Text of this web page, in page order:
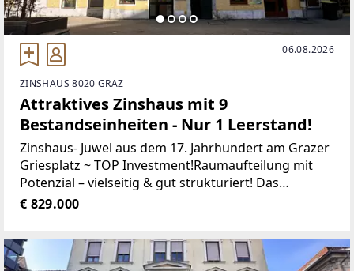
06.08.2026
ZINSHAUS 8020 GRAZ
Attraktives Zinshaus mit 9
Bestandseinheiten - Nur 1 Leerstand!
Zinshaus- Juwel aus dem 17. Jahrhundert am Grazer
Griesplatz ~ TOP Investment!Raumaufteilung mit
Potenzial – vielseitig & gut strukturiert! Das
Gebäude gliedert sich in zwei Nutzungsebenen und
€ 829.000